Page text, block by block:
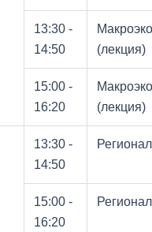
13:30 -
14:50
(лекция)
15:00 -
16:20
(лекция)
13:30 -
14:50
15:00 -
16:20